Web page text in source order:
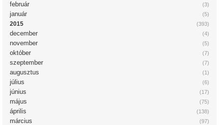
(3)
február
(5)
január
(393)
2015
(4)
december
(5)
november
(7)
október
(7)
szeptember
(1)
augusztus
(6)
július
(17)
június
(75)
május
(138)
április
(97)
március